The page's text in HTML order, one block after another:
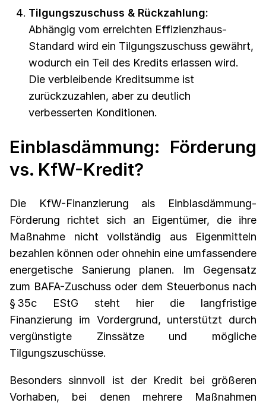
Tilgungszuschuss & Rückzahlung:
Abhängig vom erreichten Effizienzhaus-
Standard wird ein Tilgungszuschuss gewährt,
wodurch ein Teil des Kredits erlassen wird.
Die verbleibende Kreditsumme ist
zurückzuzahlen, aber zu deutlich
verbesserten Konditionen.
Einblasdämmung: Förderung
vs. KfW-Kredit?
Die KfW-Finanzierung als Einblasdämmung-
Förderung richtet sich an Eigentümer, die ihre
Maßnahme nicht vollständig aus Eigenmitteln
bezahlen können oder ohnehin eine umfassendere
energetische Sanierung planen. Im Gegensatz
zum BAFA-Zuschuss oder dem Steuerbonus nach
§ 35c EStG steht hier die langfristige
Finanzierung im Vordergrund, unterstützt durch
vergünstigte Zinssätze und mögliche
Tilgungszuschüsse.
Besonders sinnvoll ist der Kredit bei größeren
Vorhaben, bei denen mehrere Maßnahmen